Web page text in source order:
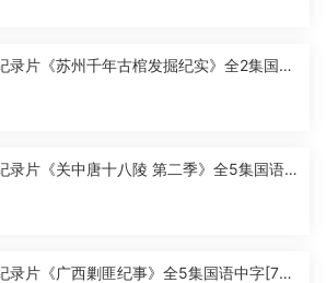
录片《苏州千年古棺发掘纪实》全2集国语
录片《关中唐十八陵 第二季》全5集国语
录片《广西剿匪纪事》全5集国语中字[720